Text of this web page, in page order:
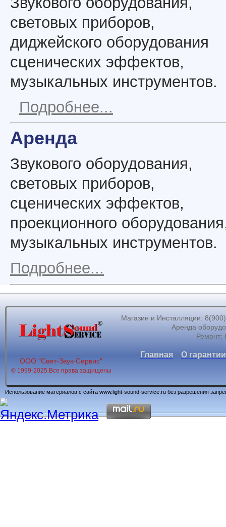
световых приборов,
диджейского оборудования
сценических эффектов,
музыкальных инструментов.
Подробнее...
Аренда
Звукового оборудования,
световых приборов,
сценических эффектов,
проекционного
музыкальных инструментов.
Подробнее...
Магазин и Инсталляции:
Аренда
Ремонт:
ООО "Свет-Звук-Сервис"
© 1999-2025 Все права защищены
Главная О гарантии
Использование материалов с сайта www.light-sound-service.ru без разрешения